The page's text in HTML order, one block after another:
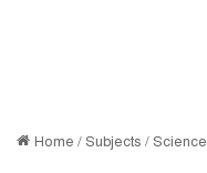
Home / Subjects / Science